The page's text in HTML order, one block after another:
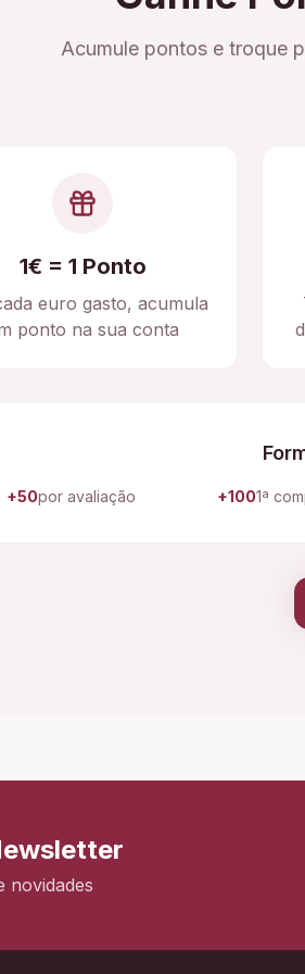
Acumule pontos e troque
1€ = 1 Ponto
euro gasto, acumula
ponto na sua conta
+50por avaliação +1001ª
novidades